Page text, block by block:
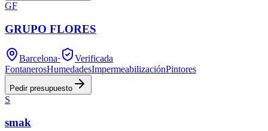
GF
GRUPO FLORES
Barcelona·
Verificada
FontanerosHumedadesImpermeabilizaciónPintores
Pedir presupuesto
S
smak